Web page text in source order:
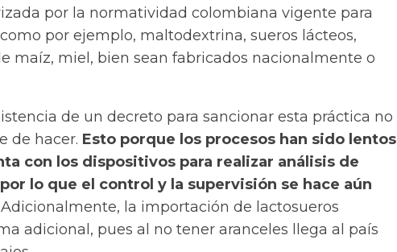
por la normatividad colombiana vigente para
por ejemplo, maltodextrina, sueros lácteos,
maíz, miel, bien sean fabricados nacionalmente o
de un decreto para sancionar esta práctica no
de hacer. Esto porque los procesos han sido lentos
con los dispositivos para realizar análisis de
lo que el control y la supervisión se hace aún
Adicionalmente, la importación de lactosueros
adicional, pues al no tener aranceles llega al país